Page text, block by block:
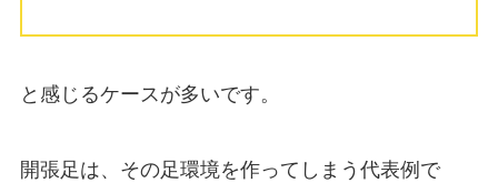
と感じるケースが多いです。
開張足は、その足環境を作ってしまう代表例で